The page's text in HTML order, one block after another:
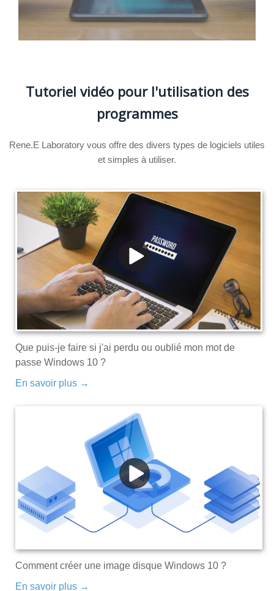
Tutoriel vidéo pour l'utilisation des
programmes
Rene.E Laboratory vous offre des divers types de logiciels utiles
et simples à utiliser.
Que puis-je faire si j'ai perdu ou oublié mon mot de
passe Windows 10 ?
En savoir plus →
Comment créer une image disque Windows 10 ?
En savoir plus →